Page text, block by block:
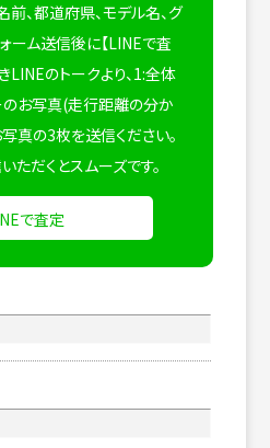
前、都道府県、モデル名、グ
ーム送信後に【LINEで査
LINEのトークより、1:全体
のお写真(走行距離の分か
真の3枚を送信ください。
だくとスムーズです。
で査定